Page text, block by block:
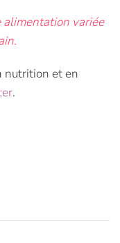
alimentation variée
nutrition et en
.